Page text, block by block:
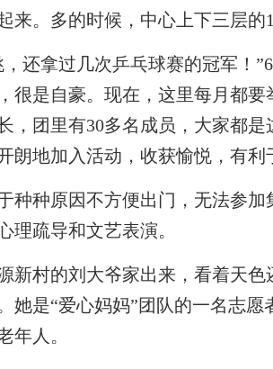
来。多的时候，中心上下三层
拿过几次乒乓球赛的冠军！
很是自豪。现在，这里每月都
，团里有30多名成员，大家都
朗地加入活动，收获愉悦，有利
种原因不方便出门，无法参加
理疏导和文艺表演。
村的刘大爷家出来，看着天色
她是“爱心妈妈”团队的一名志
年人。